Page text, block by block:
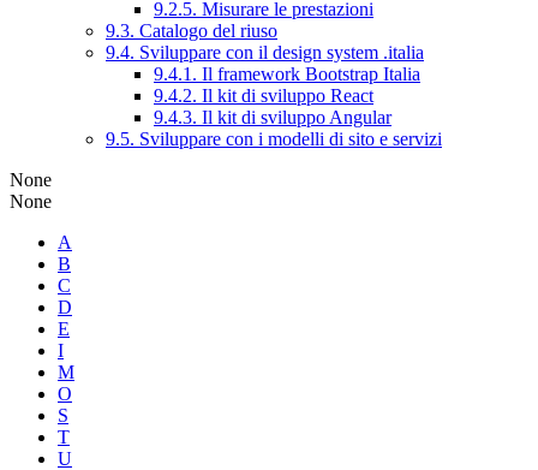
9.2.5. Misurare le prestazioni
9.3. Catalogo del riuso
9.4. Sviluppare con il design system .italia
9.4.1. Il framework Bootstrap Italia
9.4.2. Il kit di sviluppo React
9.4.3. Il kit di sviluppo Angular
9.5. Sviluppare con i modelli di sito e servizi
None
None
A
B
C
D
E
I
M
O
S
T
U